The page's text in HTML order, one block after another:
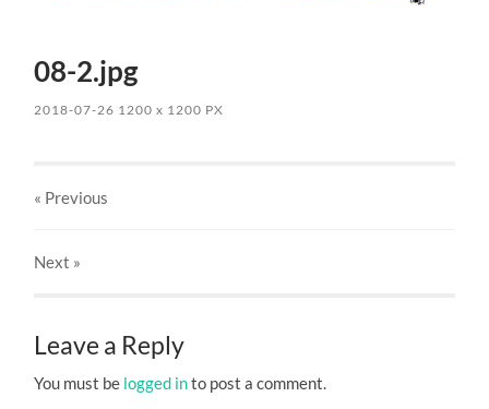
08-2.jpg
2018-07-26 1200x 1200 PX
« Previous
Next »
Leave a Reply
You must be logged into post a comment.